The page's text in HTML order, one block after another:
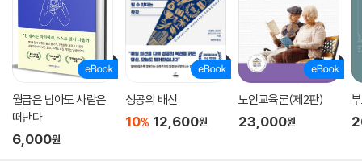
월급은 남아도 사람은
떠난다
6,000원
성공의 배신
10% 12,600원
노인교육론(제2판)
23,000원